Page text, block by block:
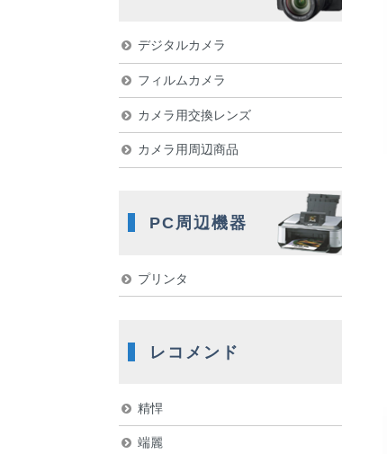
デジタルカメラ
フィルムカメラ
カメラ用交換レンズ
カメラ用周辺商品
PC周辺機器
プリンタ
レコメンド
精悍
端麗